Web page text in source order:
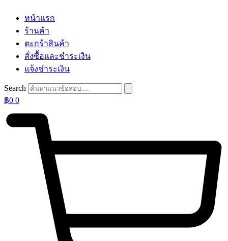
หน้าแรก
ร้านค้า
ตะกร้าสินค้า
สั่งซื้อและชำระเงิน
แจ้งชำระเงิน
Search
฿0 0